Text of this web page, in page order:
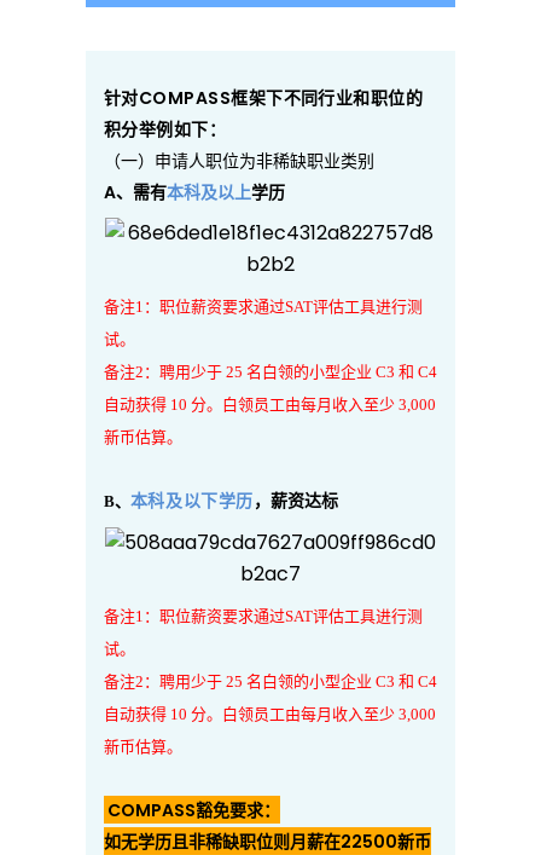
针对COMPASS框架下不同行业和职位的
积分举例如下：
（一）申请人职位为非稀缺职业类别
A、需有本科及以上学历
备注1：职位薪资要求通过SAT评估工具进行测
试。
备注2：聘用少于 25 名白领的小型企业 C3 和 C4
自动获得 10 分。白领员工由每月收入至少 3,000
新币估算。
B、 本科及以下学历 ，薪资达标
备注1：职位薪资要求通过SAT评估工具进行测
试。
备注2：聘用少于 25 名白领的小型企业 C3 和 C4
自动获得 10 分。白领员工由每月收入至少 3,000
新币估算。
COMPASS豁免要求：
如无学历且非稀缺职位则月薪在22500新币